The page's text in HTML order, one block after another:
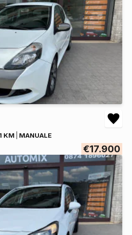
KM
MANUALE
€17.900